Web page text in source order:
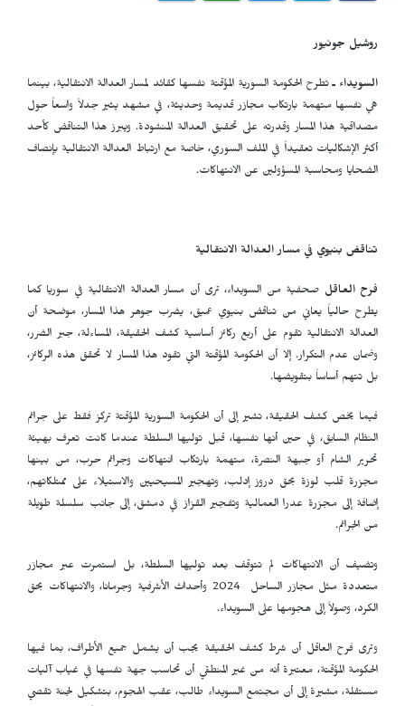
روشيل جونيور
السويداء ـتطرح الحكومة السورية المؤقتة نفسها كقائد لمسار العدالة الانتقالية، بينما
هي نفسها متهمة بارتكاب مجازر قديمة وحديثة، في مشهد يثير جدلاً واسعاً حول
مصداقية هذا المسار وقدرته على تحقيق العدالة المنشودة. ويبرز هذا التناقض كأحد
أكثر الإشكاليات تعقيداً في الملف السوري، خاصة مع ارتباط العدالة الانتقالية بإنصاف
الضحايا ومحاسبة المسؤولين عن الانتهاكات.
تناقض بنيوي في مسار العدالة الانتقالية
فرح العاقل صحفية من السويداء، ترى أن مسار العدالة الانتقالية في سوريا كما
يطرح حالياً يعاني من تناقض بنيوي عميق، يضرب جوهر هذا المسار، موضحة أن
العدالة الانتقالية تقوم على أربع ركائز أساسية كشف الحقيقة، المساءلة، جبر الضرر،
وضمان عدم التكرار. إلا أن الحكومة المؤقتة التي تقود هذا المسار لا تحقق هذه الركائز،
بل تتهم أساساً بتقويضها.
فيما يخص كشف الحقيقة، تشير إلى أن الحكومة السورية المؤقتة تركز فقط على جرائم
النظام السابق، في حين أنها نفسها، قبل توليها السلطة عندما كانت تعرف بهيئة
تحرير الشام أو جبهة النصرة، متهمة بارتكاب انتهاكات وجرائم حرب، من بينها
مجزرة قلب لوزة بحق دروز إدلب، وتهجير المسيحيين والاستيلاء على ممتلكاتهم،
إضافة إلى مجزرة عدرا العمالية وتفجير القزاز في دمشق، إلى جانب سلسلة طويلة
من الجرائم.
وتضيف أن الانتهاكات لم تتوقف بعد توليها السلطة، بل استمرت عبر مجازر
متعددة مثل مجازر الساحل 2024 وأحداث الأشرفية وجرمانا، والانتهاكات بحق
الكرد، وصولاً إلى هجومها على السويداء.
وترى فرح العاقل أن شرط كشف الحقيقة يجب أن يشمل جميع الأطراف، بما فيها
الحكومة المؤقتة، معتبرة أنه من غير المنطقي أن تحاسب جهة نفسها في غياب آليات
مستقلة، مشيرة إلى أن مجتمع السويداء طالب، عقب الهجوم، بتشكيل لجنة تقصي